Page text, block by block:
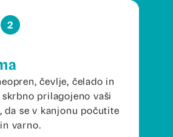
2
čevlje, čelado in
skrbno prilagojeno vaši
da se v kanjonu počutite
varno.